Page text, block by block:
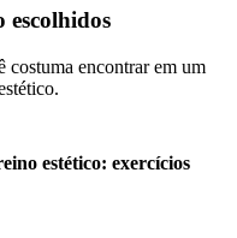
escolhidos
costuma encontrar em um
estético: exercícios